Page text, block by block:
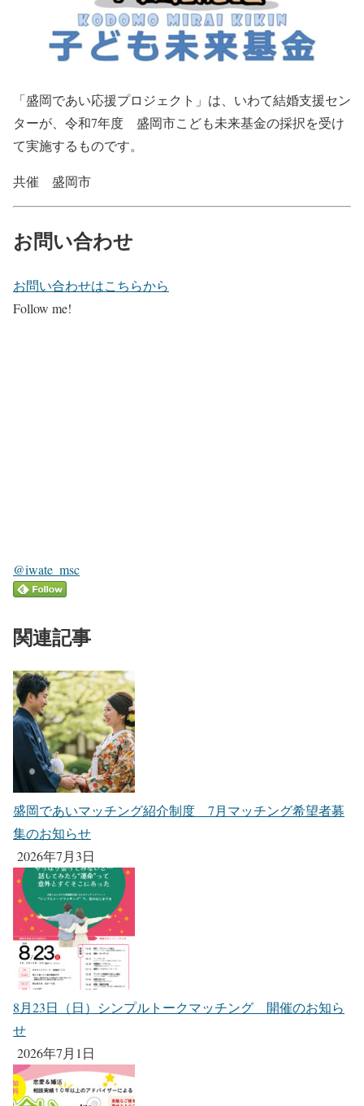
「盛岡であい応援プロジェクト」は、いわて結婚支援セン
ターが、令和7年度 盛岡市こども未来基金の採択を受け
て実施するものです。
共催 盛岡市
お問い合わせ
お問い合わせはこちらから
Follow me!
@iwate_msc
関連記事
盛岡であいマッチング紹介制度 7月マッチング希望者募
集のお知らせ
2026年7月3日
8月23日（日）シンプルトークマッチング 開催のお知ら
せ
2026年7月1日